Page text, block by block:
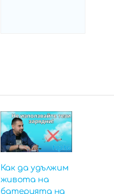
Как да удължим
живота на
батерията на